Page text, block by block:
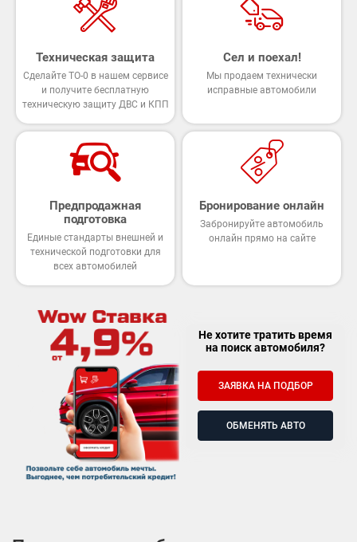
Техническая защита
Сделайте ТО-0 в нашем сервисе
и получите бесплатную
техническую защиту ДВС и КПП
Сел и поехал!
Мы продаем технически
исправные автомобили
Предпродажная
подготовка
Единые стандарты внешней и
технической подготовки для
всех автомобилей
Бронирование онлайн
Забронируйте автомобиль
онлайн прямо на сайте
Не хотите тратить время
на поиск автомобиля?
ЗАЯВКА НА ПОДБОР
ОБМЕНЯТЬ АВТО